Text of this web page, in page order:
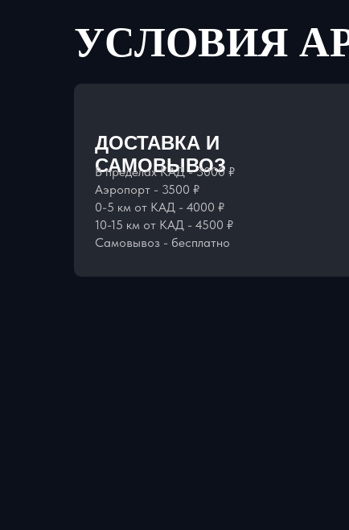
УСЛОВИЯ
ДОСТАВКА И
САМОВЫВОЗ
В пределах КАД - 3000 ₽
Аэропорт - 3500 ₽
0-5 км от КАД - 4000 ₽
10-15 км от КАД - 4500 ₽
Самовывоз - бесплатно